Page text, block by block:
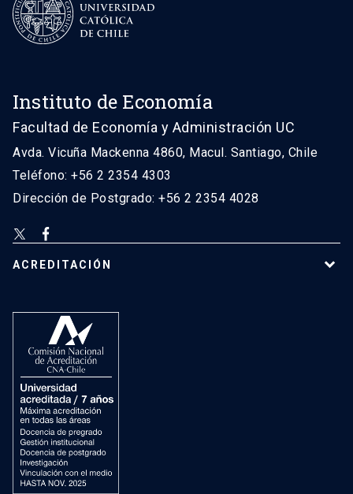
Instituto de Economía
Facultad de Economía y Administración UC
Avda. Vicuña Mackenna 4860, Macul. Santiago, Chile
Teléfono: +56 2 2354 4303
Dirección de Postgrado: +56 2 2354 4028
ACREDITACIÓN